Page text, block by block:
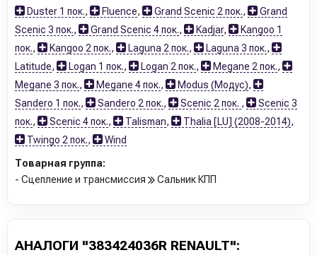
Duster 1 пок., Fluence, Grand Scenic 2 пок.,
Grand
Scenic 3 пок., Grand Scenic 4 пок., Kadjar,
Kangoo 1
пок., Kangoo 2 пок., Laguna 2 пок., Laguna 3 пок.,
Latitude, Logan 1 пок., Logan 2 пок., Megane 2 пок.,
Megane 3 пок., Megane 4 пок., Modus (Модус),
Sandero 1 пок., Sandero 2 пок., Scenic 2 пок. ,
Scenic 3
пок., Scenic 4 пок., Talisman, Thalia [LU] (2008-2014),
Twingo 2 пок., Wind
Товарная группа:
- Сцепление и трансмиссия
Сальник КПП
АНАЛОГИ "383424036R RENAULT":